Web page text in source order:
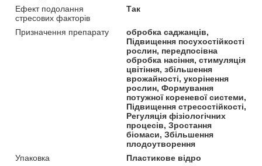
Ефект подолання
стресових факторів
Так
Призначення препарату
обробка саджанців,
Підвищення посухостійкості
рослин, передпосівна
обробка насіння, стимуляція
цвітіння, збільшення
врожайності, укорінення
рослин, Формування
потужної кореневої системи,
Підвищення стресостійкості,
Регуляція фізіологічних
процесів, Зростання
біомаси, Збільшення
плодоутворення
Упаковка
Пластикове відро